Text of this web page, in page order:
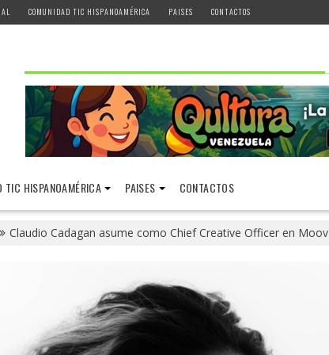
COMUNIDAD TIC HISPANOAMÉRICA PAISES CONTACTOS
TIC HISPANOAMÉRICA PAISES CONTACTOS
Claudio Cadagan asume como Chief Creative Officer en Moov